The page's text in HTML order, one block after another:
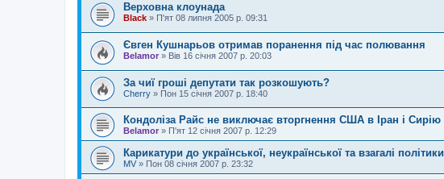
Верховна клоунада
Black » П'ят 08 липня 2005 р. 09:31
Євген Кушнарьов отримав поранення під час полювання
Belamor » Вів 16 січня 2007 р. 20:03
За чиї гроші депутати так розкошують?
Cherry » Пон 15 січня 2007 р. 18:40
Кондоліза Райс не виключає вторгнення США в Іран і Сирію
Belamor » П'ят 12 січня 2007 р. 12:29
Карикатури до української, неукраїнської та взагалі політики
MV » Пон 08 січня 2007 р. 23:32